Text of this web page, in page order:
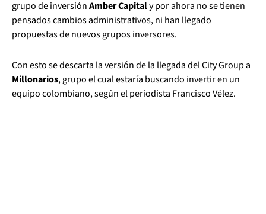
grupo de inversiónAmber Capitaly por ahora no se tienen
pensados cambios administrativos, ni han llegado
propuestas de nuevos grupos inversores.
Con esto se descarta la versión de la llegada del City Group a
Millonarios, grupo el cual estaría buscando invertir en un
equipo colombiano, según el periodista Francisco Vélez.